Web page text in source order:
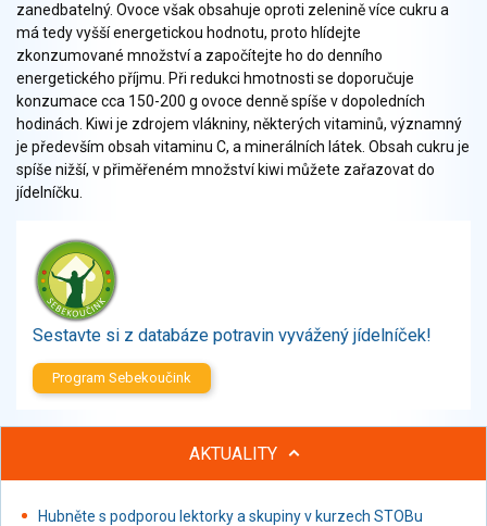
Zelenina
Brambory, luštěniny, houby
Sladkosti, slané výrobky
Zmrzliny
Ochucovadla, přísady, sladidla
Sušené směsi
Polotovary, hotové pokrmy
Nápoje nealkoholické
Nápoje alkoholické
Restaurace, jídelny, hotová jídla
Fastfood
zanedbatelný. Ovoce však obsahuje oproti zelenině více cukru a
má tedy vyšší energetickou hodnotu, proto hlídejte
zkonzumované množství a započítejte ho do denního
energetického příjmu. Při redukci hmotnosti se doporučuje
konzumace cca 150-200 g ovoce denně spíše v dopoledních
hodinách. Kiwi je zdrojem vlákniny, některých vitaminů, významný
je především obsah vitaminu C, a minerálních látek. Obsah cukru je
spíše nižší, v přiměřeném množství kiwi můžete zařazovat do
jídelníčku.
Sestavte si z databáze potravin vyvážený jídelníček!
Program Sebekoučink
AKTUALITY
Hubněte s podporou lektorky a skupiny v kurzech STOBu